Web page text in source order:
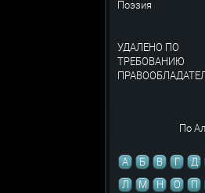
Поэзия
УДАЛЕНО ПО
ТРЕБОВАНИЮ
По
А Б В Г Д
Л
М Н О П